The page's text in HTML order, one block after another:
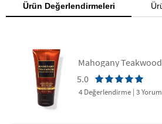
Ürün Değerlendirmeleri
5.0
4 Değerlendirme | 3 Yorum